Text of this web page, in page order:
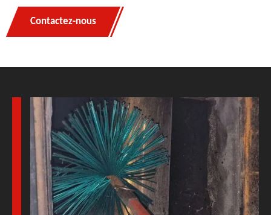
Contactez-nous